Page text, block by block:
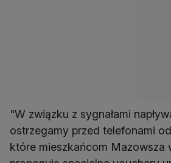
"W związku z sygnałami
ostrzegamy przed telefonami
które mieszkańcom Mazowsza